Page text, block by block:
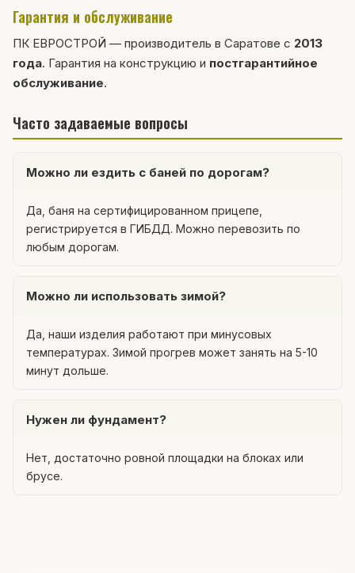
Гарантия и обслуживание
ПК ЕВРОСТРОЙ — производитель в Саратове с 2013
года. Гарантия на конструкцию и постгарантийное
обслуживание.
Часто задаваемые вопросы
Можно ли ездить с баней по дорогам?
Да, баня на сертифицированном прицепе,
регистрируется в ГИБДД. Можно перевозить по
любым дорогам.
Можно ли использовать зимой?
Да, наши изделия работают при минусовых
температурах. Зимой прогрев может занять на 5-10
минут дольше.
Нужен ли фундамент?
Нет, достаточно ровной площадки на блоках или
брусе.